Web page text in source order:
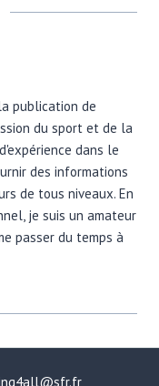
publication de
du sport et de la
dans le
des informations
de tous niveaux. En
je suis un amateur
passer du temps à